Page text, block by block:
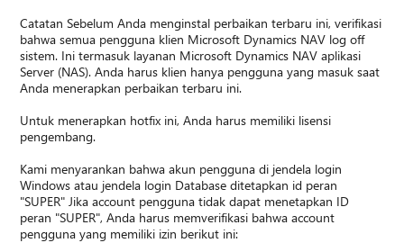
Catatan Sebelum Anda menginstal perbaikan terbaru ini, verifikasi
bahwa semua pengguna klien Microsoft Dynamics NAV log off
sistem. Ini termasuk layanan Microsoft Dynamics NAV aplikasi
Server (NAS). Anda harus klien hanya pengguna yang masuk saat
Anda menerapkan perbaikan terbaru ini.
Untuk menerapkan hotfix ini, Anda harus memiliki lisensi
pengembang.
Kami menyarankan bahwa akun pengguna di jendela login
Windows atau jendela login Database ditetapkan id peran
"SUPER" Jika account pengguna tidak dapat menetapkan ID
peran "SUPER", Anda harus memverifikasi bahwa account
pengguna yang memiliki izin berikut ini: